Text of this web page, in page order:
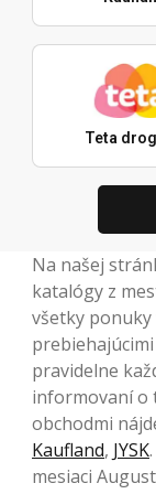
Teta
Na našej
katalógy z
všetky ponuky
pravidelne
informovaní o
obchodmi
Kaufland, JYSK
mesiaci